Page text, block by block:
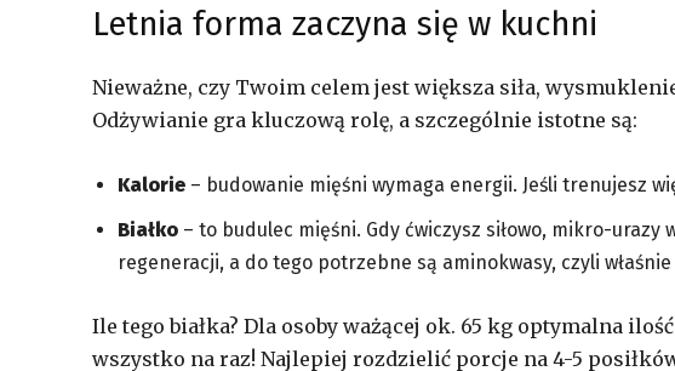
Letnia forma zaczyna się w kuchni
Nieważne, czy Twoim celem jest większa siła,
Odżywianie gra kluczową rolę, a szczególnie istotne są:
Kalorie – budowanie mięśni wymaga energii. Jeśli trenujesz
Białko – to budulec mięśni. Gdy ćwiczysz siłowo, mikro-
regeneracji, a do tego potrzebne są aminokwasy, czyli właśnie
Ile tego białka? Dla osoby ważącej ok. 65 kg optymalna
wszystko na raz! Najlepiej rozdzielić porcje na 4-5